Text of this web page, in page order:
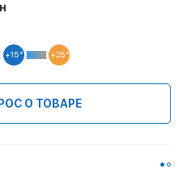
+15 ° +25 °
О ТОВАРЕ